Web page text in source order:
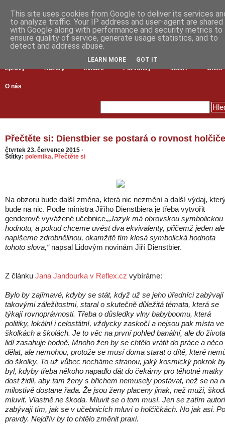
Zprávy Názory Inkluze Pozvánky MŠMT Čtení
O nás
Přečtěte si: Dienstbier se postará o rovnost
čtvrtek 23. července 2015 ·
Štítky: polemika, Přečtěte si
Na obzoru bude další změna, která nic nezmění a další výdaj,
bude na nic. Podle ministra Jiřího Dienstbiera je třeba vytvořit
genderově vyvážené učebnice.„Jazyk má obrovskou symbolickou
hodnotu, a pokud chceme uvést dva ekvivalenty, přičemž jeden ale
napíšeme zdrobnělinou, okamžitě tím klesá symbolická hodnota
tohoto slova,“napsal Lidovým novinám Jiří Dienstbier.
Z článku Jana Jandourka v Reflex.cz vybíráme:
Bylo by zajímavé, kdyby se stát, když už se jeho úředníci zabývají
takovými záležitostmi, staral o skutečně důležitá témata, která se
týkají rovnoprávnosti. Třeba o důsledky vlny babyboomu, která
politiky, lokální i celostátní, vždycky zaskočí a nejsou pak místa ve
školkách a školách. Je to věc na první pohled banální, ale do života
lidí zasahuje hodně. Mnoho žen by se chtělo vrátit do práce a něco
dělat, ale nemohou, protože se musí doma starat o dítě, které
do školky. To už vůbec necháme stranou, jaký kosmický pokrok
byl, kdyby třeba někoho napadlo dát do čekárny pro těhotné matky
dost židlí, aby tam ženy s břichem nemusely postávat, než se na
milostivě dostane řada. Že jsou ženy placeny jinak, než muži,
mluvit. Vlastně ne škoda. Mluvit se o tom musí. Jen se zatím
zabývají tím, jak se v učebnicích mluví o holčičkách. No jak asi.
pravdy. Nejdřív by to chtělo změnit praxi.
This site uses cookies from Google to deliver its services
to analyze traffic. Your IP address and user-agent are shared
with Google along with performance and security metrics to
ensure quality of service, generate usage statistics, and to
detect and address abuse.
LEARN MORE GOT IT